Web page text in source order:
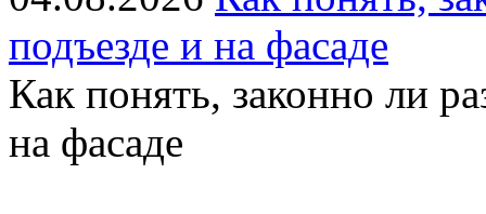
подъезде и на фасаде
Как понять, законно ли
на фасаде